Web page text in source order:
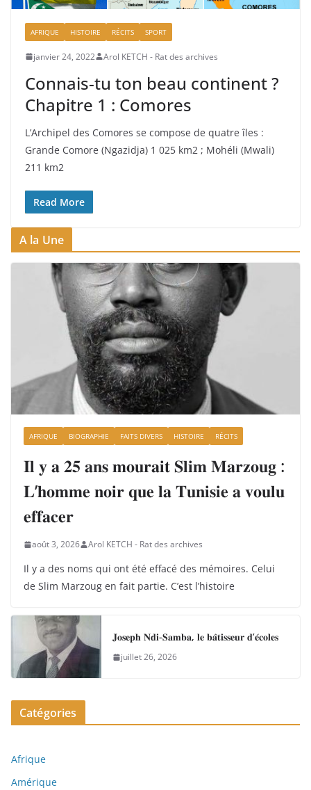
AFRIQUE HISTOIRE RÉCITS SPORT
janvier 24, 2022 Arol KETCH - Rat des archives
Connais-tu ton beau continent ?
Chapitre 1 : Comores
L’Archipel des Comores se compose de quatre îles :
Grande Comore (Ngazidja) 1 025 km2 ; Mohéli (Mwali)
211 km2
Read More
A la Une
AFRIQUE BIOGRAPHIE FAITS DIVERS HISTOIRE RÉCITS
𝐈𝐥 𝐲 𝐚 𝟐𝟓 𝐚𝐧𝐬 𝐦𝐨𝐮𝐫𝐚𝐢𝐭 𝐒𝐥𝐢𝐦 𝐌𝐚𝐫𝐳𝐨𝐮𝐠 :
𝐋’𝐡𝐨𝐦𝐦𝐞 𝐧𝐨𝐢𝐫 𝐪𝐮𝐞 𝐥𝐚 𝐓𝐮𝐧𝐢𝐬𝐢𝐞 𝐚 𝐯𝐨𝐮𝐥𝐮
𝐞𝐟𝐟𝐚𝐜𝐞𝐫
août 3, 2026 Arol KETCH - Rat des archives
Il y a des noms qui ont été effacé des mémoires. Celui
de Slim Marzoug en fait partie. C’est l’histoire
𝐉𝐨𝐬𝐞𝐩𝐡 𝐍𝐝𝐢-𝐒𝐚𝐦𝐛𝐚, 𝐥𝐞 𝐛𝐚̂𝐭𝐢𝐬𝐬𝐞𝐮𝐫 𝐝’𝐞́𝐜𝐨𝐥𝐞𝐬
juillet 26, 2026
Catégories
Afrique
Amérique